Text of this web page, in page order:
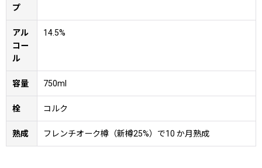
プ
アル
コー
ル
14.5%
容量 750ml
栓 コルク
熟成 フレンチオーク樽（新樽25%）で10 か月熟成